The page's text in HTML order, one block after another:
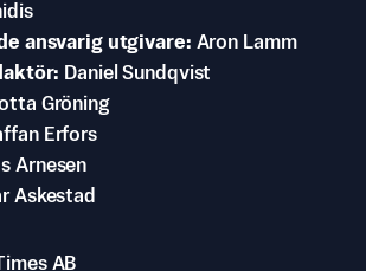
ansvarig utgivare Aron Lamm
Daniel Sundqvist
Gröning
Erfors
Arnesen
Askestad
AB